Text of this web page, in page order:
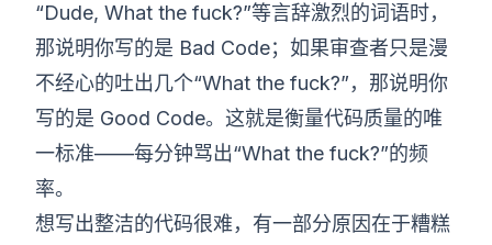
“Dude, What the fuck?”等言辞激烈的词语时，
那说明你写的是 Bad Code；如果审查者只是漫
不经心的吐出几个“What the fuck?”，那说明你
写的是 Good Code。这就是衡量代码质量的唯
一标准——每分钟骂出“What the fuck?”的频
率。
想写出整洁的代码很难，有一部分原因在于糟糕